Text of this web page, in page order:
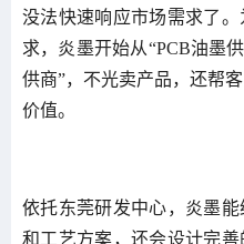
没法快速响应市场需求了
求，炎墨开始从“PCB油墨
供商”，不光卖产品，还帮
价值。
依托东莞研发中心，炎墨
和工艺方案，还会设计完